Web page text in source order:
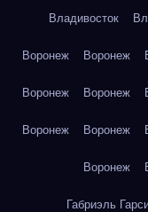
Владивосток
Воронеж Воронеж
Воронеж Воронеж
Воронеж Воронеж
Воронеж
Габриэль